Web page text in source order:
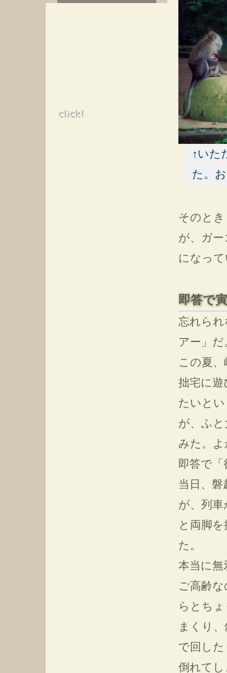
↑いた
た。
そのと
が、ガ
になっ
即答で
忘れられ
アー」だ
この夏
拙宅に
たいと
が、ふ
みた。
即答で
当日、
が、列
と両脚
た。
本当に無
ご高齢
らとち
まくり
で回し
倒れて